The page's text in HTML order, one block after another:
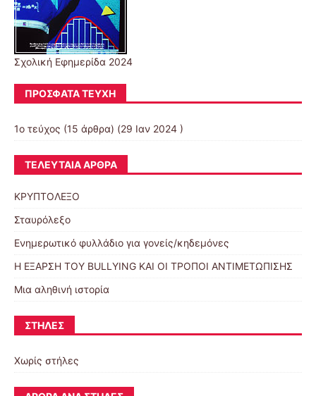
Σχολική Εφημερίδα 2024
ΠΡΌΣΦΑΤΑ ΤΕΎΧΗ
1ο τεύχος (15 άρθρα) (29 Ιαν 2024 )
ΤΕΛΕΥΤΑΊΑ ΆΡΘΡΑ
ΚΡΥΠΤΟΛΕΞΟ
Σταυρόλεξο
Ενημερωτικό φυλλάδιο για γονείς/κηδεμόνες
Η ΕΞΑΡΣΗ ΤΟΥ BULLYING ΚΑΙ ΟΙ ΤΡΟΠΟΙ ΑΝΤΙΜΕΤΩΠΙΣΗΣ
Μια αληθινή ιστορία
ΣΤΉΛΕΣ
Χωρίς στήλες